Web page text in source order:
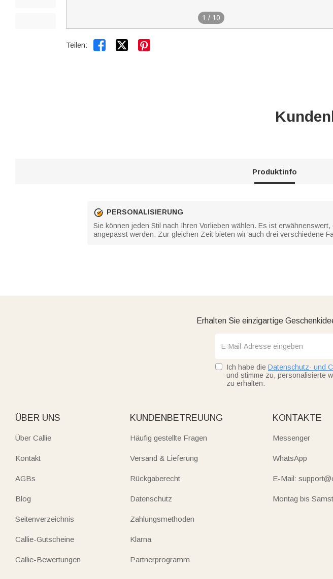
1 / 10
Teilen:  
Produktinfo
PERSONALISIERUNG
Sie können jeden Stil nach Ihren Vorlieben wählen. Es ist
angepasst werden. Zur gleichen Zeit bieten wir auch drei verschiedene
Erhalten Sie einzigartige
Ich habe die Datenschutz- und
und stimme zu, personalisierte
zu erhalten.
ÜBER UNS
Über Callie
Kontakt
AGBs
Blog
Seitenverzeichnis
Callie-Gutscheine
Callie-Bewertungen
KUNDENBETREUUNG
Häufig gestellte Fragen
Versand & Lieferung
Rückgaberecht
Datenschutz
Zahlungsmethoden
Klarna
Partnerprogramm
KONTAKTE
Messenger
WhatsApp
E-Mail:
Montag bis